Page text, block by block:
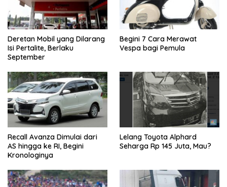
Deretan Mobil yang Dilarang
Isi Pertalite, Berlaku
September
Begini 7 Cara Merawat
Vespa bagi Pemula
Recall Avanza Dimulai dari
AS hingga ke RI, Begini
Kronologinya
Lelang Toyota Alphard
Seharga Rp 145 Juta, Mau?